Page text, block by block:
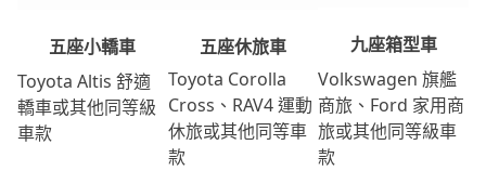
五座小轎車
Toyota Altis 舒適
轎車或其他同等級
車款
五座休旅車
Toyota Corolla
Cross、RAV4 運動
休旅或其他同等車
款
九座箱型車
Volkswagen 旗艦
商旅、Ford 家用商
旅或其他同等級車
款